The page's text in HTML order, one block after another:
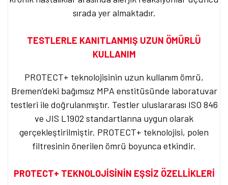
sırada yer almaktadır.
TESTLERLE KANITLANMIŞ UZUN ÖMÜRLÜ
KULLANIM
PROTECT+ teknolojisinin uzun kullanım ömrü,
Bremen’deki bağımsız MPA enstitüsünde laboratuvar
testleri ile doğrulanmıştır. Testler uluslararası ISO 846
ve JIS L1902 standartlarına uygun olarak
gerçekleştirilmiştir. PROTECT+ teknolojisi, polen
filtresinin önerilen ömrü boyunca etkindir.
PROTECT+ TEKNOLOJİSİNİN EŞSİZ ÖZELLİKLERİ